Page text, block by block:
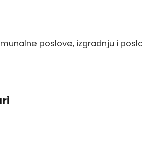
poslove, izgradnju i